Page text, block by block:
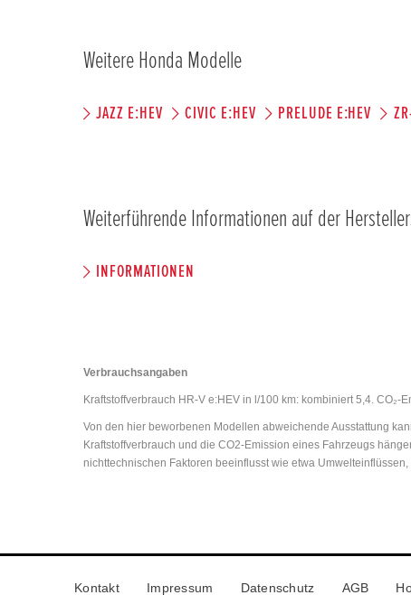
Weitere Honda Modelle
JAZZ E:HEV CIVIC E:HEV PRELUDE E:HEV
Weiterführende Informationen auf der
INFORMATIONEN
Verbrauchsangaben
Kraftstoffverbrauch HR-V e:HEV in l/100 km: kombiniert 5,4. CO₂-
Von den hier beworbenen Modellen abweichende Ausstattung
Kraftstoffverbrauch und die CO2-Emission eines Fahrzeugs
nichttechnischen Faktoren beeinflusst wie etwa
Kontakt Impressum Datenschutz AGB